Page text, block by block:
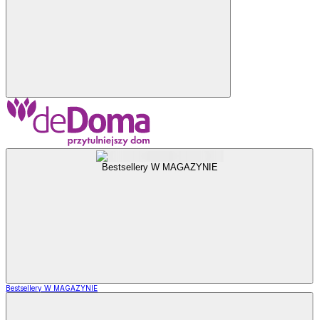
Bestsellery W MAGAZYNIE
Bestsellery W MAGAZYNIE